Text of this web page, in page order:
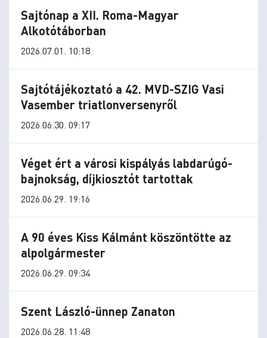
Sajtónap a XII. Roma-Magyar
Alkotótáborban
2026.07.01. 10:18
Sajtótájékoztató a 42. MVD-SZIG Vasi
Vasember triatlonversenyről
2026.06.30. 09:17
Véget ért a városi kispályás labdarúgó-
bajnokság, díjkiosztót tartottak
2026.06.29. 19:16
A 90 éves Kiss Kálmánt köszöntötte az
alpolgármester
2026.06.29. 09:34
Szent László-ünnep Zanaton
2026.06.28. 11:48